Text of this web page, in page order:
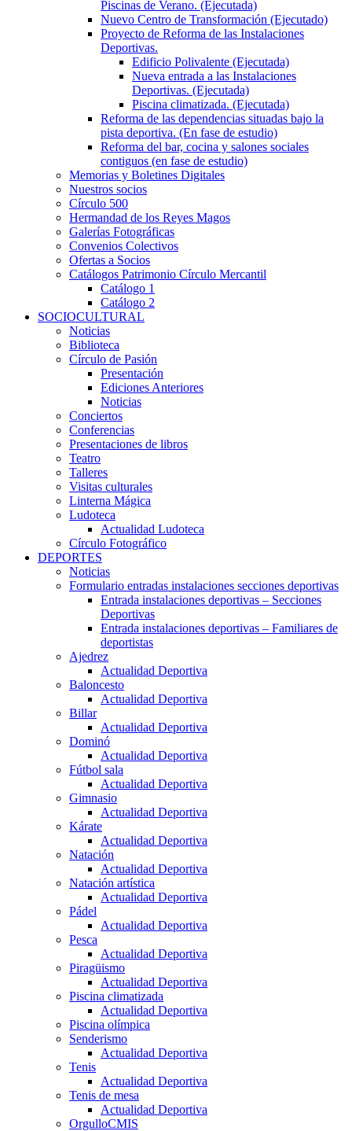
Piscinas de Verano. (Ejecutada)
Nuevo Centro de Transformación (Ejecutado)
Proyecto de Reforma de las Instalaciones
Deportivas.
Edificio Polivalente (Ejecutada)
Nueva entrada a las Instalaciones
Deportivas. (Ejecutada)
Piscina climatizada. (Ejecutada)
Reforma de las dependencias situadas bajo la
pista deportiva. (En fase de estudio)
Reforma del bar, cocina y salones sociales
contiguos (en fase de estudio)
Memorias y Boletines Digitales
Nuestros socios
Círculo 500
Hermandad de los Reyes Magos
Galerías Fotográficas
Convenios Colectivos
Ofertas a Socios
Catálogos Patrimonio Círculo Mercantil
Catálogo 1
Catálogo 2
SOCIOCULTURAL
Noticias
Biblioteca
Círculo de Pasión
Presentación
Ediciones Anteriores
Noticias
Conciertos
Conferencias
Presentaciones de libros
Teatro
Talleres
Visitas culturales
Linterna Mágica
Ludoteca
Actualidad Ludoteca
Círculo Fotográfico
DEPORTES
Noticias
Formulario entradas instalaciones secciones deportivas
Entrada instalaciones deportivas – Secciones
Deportivas
Entrada instalaciones deportivas – Familiares de
deportistas
Ajedrez
Actualidad Deportiva
Baloncesto
Actualidad Deportiva
Billar
Actualidad Deportiva
Dominó
Actualidad Deportiva
Fútbol sala
Actualidad Deportiva
Gimnasio
Actualidad Deportiva
Kárate
Actualidad Deportiva
Natación
Actualidad Deportiva
Natación artística
Actualidad Deportiva
Pádel
Actualidad Deportiva
Pesca
Actualidad Deportiva
Piragüismo
Actualidad Deportiva
Piscina climatizada
Actualidad Deportiva
Piscina olímpica
Senderismo
Actualidad Deportiva
Tenis
Actualidad Deportiva
Tenis de mesa
Actualidad Deportiva
OrgulloCMIS